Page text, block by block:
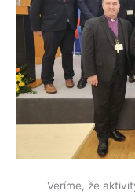
Veríme, že